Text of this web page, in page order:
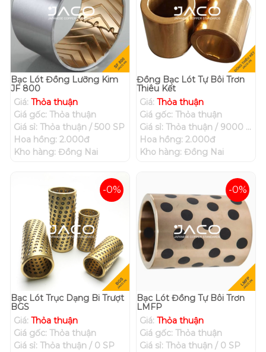
Bạc Lót Đồng Lưỡng Kim
JF 800
Giá: Thỏa thuận
Giá gốc: Thỏa thuận
Giá sỉ: Thỏa thuận / 500 SP
Hoa hồng: 2.000đ
Kho hàng: Đồng Nai
Đồng Bạc Lót Tự Bôi Trơn
Thiêu Kết
Giá: Thỏa thuận
Giá gốc: Thỏa thuận
Giá sỉ: Thỏa thuận / 9000 SP
Hoa hồng: 2.000đ
Kho hàng: Đồng Nai
-0%
Bạc Lót Trục Dạng Bi Trượt
BGS
Giá: Thỏa thuận
Giá gốc: Thỏa thuận
Giá sỉ: Thỏa thuận / 0 SP
-0%
Bạc Lót Đồng Tự Bôi Trơn
LMFP
Giá: Thỏa thuận
Giá gốc: Thỏa thuận
Giá sỉ: Thỏa thuận / 0 SP